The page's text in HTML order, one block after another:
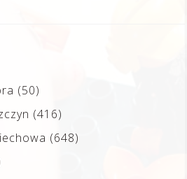
(50)
(416)
(648)